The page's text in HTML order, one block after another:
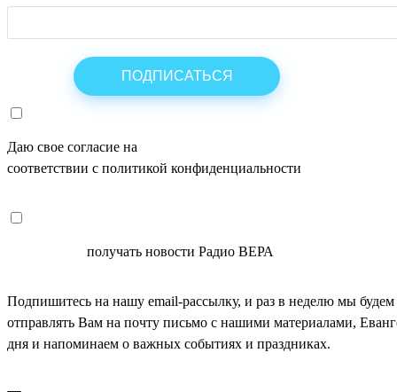
Даю свое согласие на
соответствии с политикой конфиденциальности
получать новости Радио ВЕРА
Подпишитесь на нашу email-рассылку, и раз в неделю мы будем
отправлять Вам на почту письмо с нашими материалами,
дня и напоминаем о важных событиях и праздниках.